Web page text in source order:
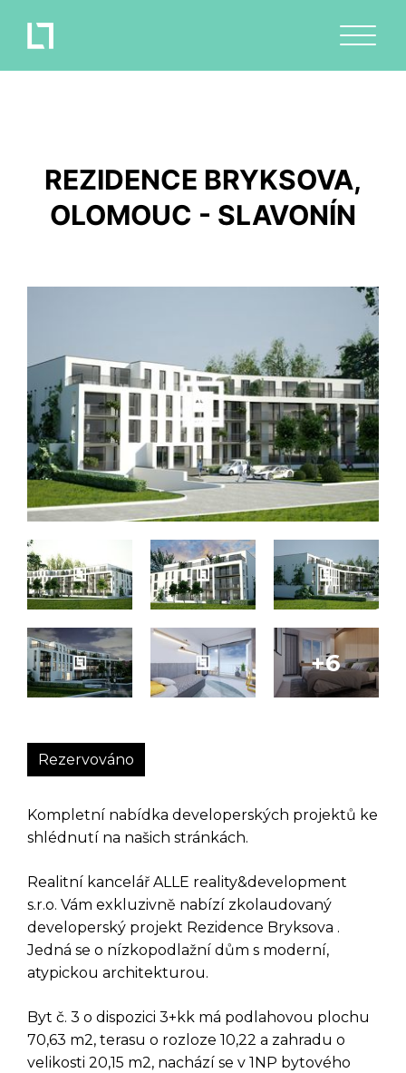
REZIDENCE BRYKSOVA,
OLOMOUC - SLAVONÍN
Rezervováno
Kompletní nabídka developerských projektů ke
shlédnutí na našich stránkách.
Realitní kancelář ALLE reality&development
s.r.o. Vám exkluzivně nabízí zkolaudovaný
developerský projekt Rezidence Bryksova .
Jedná se o nízkopodlažní dům s moderní,
atypickou architekturou.
Byt č. 3 o dispozici 3+kk má podlahovou plochu
70,63 m2, terasu o rozloze 10,22 a zahradu o
velikosti 20,15 m2, nachází se v 1NP bytového